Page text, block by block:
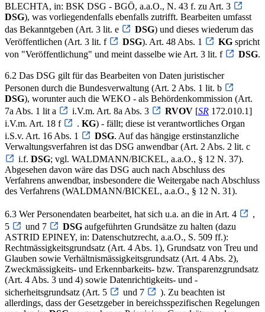
BLECHTA, in: BSK DSG - BGÖ, a.a.O., N. 43 f. zu Art. 3
DSG), was vorliegendenfalls ebenfalls zutrifft. Bearbeiten umfasst
das Bekanntgeben (Art. 3 lit. e
DSG) und dieses wiederum das
Veröffentlichen (Art. 3 lit. f
DSG). Art. 48 Abs. 1 KG spricht
von "Veröffentlichung" und meint dasselbe wie Art. 3 lit. f
DSG.
6.2 Das DSG gilt für das Bearbeiten von Daten juristischer
Personen durch die Bundesverwaltung (Art. 2 Abs. 1 lit. b
DSG), worunter auch die WEKO - als Behördenkommission (Art.
7a Abs. 1 lit a
i.V.m. Art. 8a Abs. 3 RVOV [SR 172.010.1]
i.V.m. Art. 18 f
. KG) - fällt; diese ist verantwortliches Organ
i.S.v. Art. 16 Abs. 1
DSG. Auf das hängige erstinstanzliche
Verwaltungsverfahren ist das DSG anwendbar (Art. 2 Abs. 2 lit. c
i.f. DSG; vgl. WALDMANN/BICKEL, a.a.O., § 12 N. 37).
Abgesehen davon wäre das DSG auch nach Abschluss des
Verfahrens anwendbar, insbesondere die Weitergabe nach Abschluss
des Verfahrens (WALDMANN/BICKEL, a.a.O., § 12 N. 31).
6.3 Wer Personendaten bearbeitet, hat sich u.a. an die in Art. 4
,
5
und 7 DSG aufgeführten Grundsätze zu halten (dazu
ASTRID EPINEY, in: Datenschutzrecht, a.a.O., S. 509 ff.):
Rechtmässigkeitsgrundsatz (Art. 4 Abs. 1), Grundsatz von Treu und
Glauben sowie Verhältnismässigkeitsgrundsatz (Art. 4 Abs. 2),
Zweckmässigkeits- und Erkennbarkeits- bzw. Transparenzgrundsatz
(Art. 4 Abs. 3 und 4) sowie Datenrichtigkeits- und -
sicherheitsgrundsatz (Art. 5
und 7
). Zu beachten ist
allerdings, dass der Gesetzgeber in bereichsspezifischen Regelungen